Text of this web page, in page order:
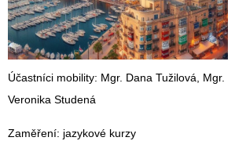
Účastníci mobility: Mgr. Dana Tužilová, Mgr.
Veronika Studená
Zaměření: jazykové kurzy